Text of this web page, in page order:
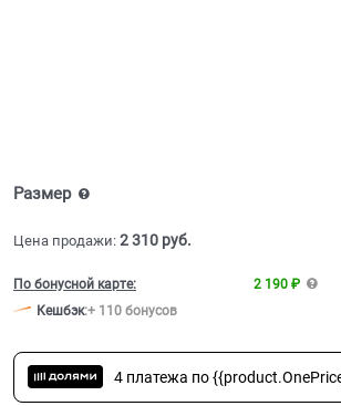
Размер
Цена продажи: 2 310 руб.
По бонусной карте:
2 190 ₽
Кешбэк:+ 110 бонусов
4 платежа по